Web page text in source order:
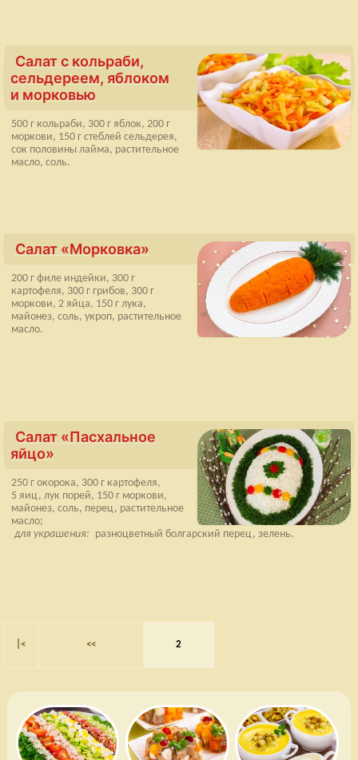
Салат с кольраби,
сельдереем, яблоком
и морковью
500 г кольраби, 300 г яблок, 200 г
моркови, 150 г стеблей сельдерея,
сок половины лайма, растительное
масло, соль.
Салат «Морковка»
200 г филе индейки, 300 г
картофеля, 300 г грибов, 300 г
моркови, 2 яйца, 150 г лука,
майонез, соль, укроп, растительное
масло.
Салат «Пасхальное
яйцо»
250 г окорока, 300 г картофеля,
5 яиц, лук порей, 150 г моркови,
майонез, соль, перец, растительное
масло;
для украшения: разноцветный болгарский перец, зелень.
|< << 2